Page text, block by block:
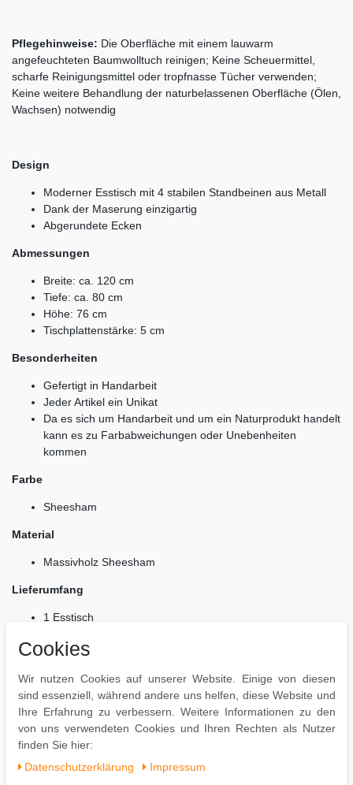
Pflegehinweise: Die Oberfläche mit einem lauwarm
angefeuchteten Baumwolltuch reinigen; Keine Scheuermittel,
scharfe Reinigungsmittel oder tropfnasse Tücher verwenden;
Keine weitere Behandlung der naturbelassenen Oberfläche (Ölen,
Wachsen) notwendig
Design
Moderner Esstisch mit 4 stabilen Standbeinen aus Metall
Dank der Maserung einzigartig
Abgerundete Ecken
Abmessungen
Breite: ca. 120 cm
Tiefe: ca. 80 cm
Höhe: 76 cm
Tischplattenstärke: 5 cm
Besonderheiten
Gefertigt in Handarbeit
Jeder Artikel ein Unikat
Da es sich um Handarbeit und um ein Naturprodukt handelt
kann es zu Farbabweichungen oder Unebenheiten
kommen
Farbe
Sheesham
Material
Massivholz Sheesham
Lieferumfang
1 Esstisch
Lieferzustand: zerlegt und praktisch verpackt
Leicht verständliche Montageanleitung inklusive
Einfacher und schneller Aufbau dank gut durchdachter
Konstruktion
Cookies
Wir nutzen Cookies auf unserer Website. Einige von diesen
sind essenziell, während andere uns helfen, diese Website und
Ihre Erfahrung zu verbessern. Weitere Informationen zu den
von uns verwendeten Cookies und Ihren Rechten als Nutzer
finden Sie hier:
Daten­schutz­erklärung
Impressum